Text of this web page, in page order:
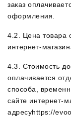
заказ
оформления.
4.2. Цена товара
интернет-
4.3. Стоимость
оплачивается
способа,
сайте интернет-
адресуhttps://